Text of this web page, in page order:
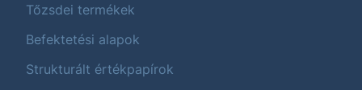
Tőzsdei termékek
Befektetési alapok
Strukturált értékpapírok